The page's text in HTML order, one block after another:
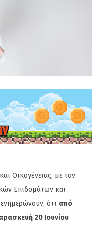
Οικογένειας, με τον
Επιδομάτων και
ότι από
20 Ιουνίου